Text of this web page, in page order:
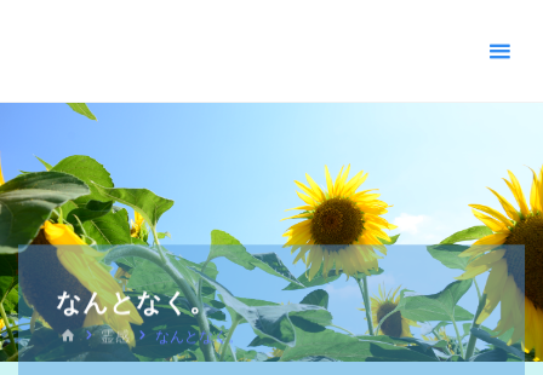
ス
教
福
宣
会
_
摂
なんとなく。
霊感 なんとなく。